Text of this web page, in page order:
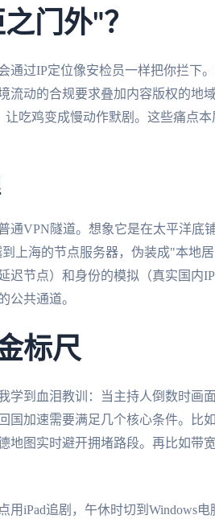
门外"？
通过IP定位像安检员一样把你拦下
流动的合规要求叠加内容版权的地
让吃鸡变成慢动作默剧。这些痛点
通VPN隧道。想象它是在太平洋底
上海的节点服务器，伪装成"本地
迟节点）和身份的模拟（真实国内
公共通道。
标尺
学到血泪教训：当主持人倒数时画
国加速需要满足几个核心条件。比
地图实时避开拥堵路段。再比如带
用iPad追剧，午休时切到Windows